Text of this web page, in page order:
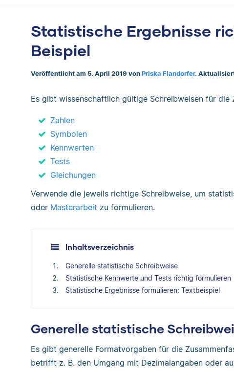
Statistische Ergebnisse
Beispiel
Veröffentlicht am 5. April 2019 von Priska Flandorfer.
Es gibt wissenschaftlich gültige Schreibweisen für die
Zahlen
Symbolen
Kennwerten
Tests
Gleichungen
Verwende die jeweils richtige Schreibweise, um
oder Masterarbeit zu formulieren.
Inhaltsverzeichnis
Generelle statistische Schreibweise
Statistische Kennwerte und Tests richtig formulieren
Statistische Ergebnisse formulieren: Textbeispiel
Generelle statistische
Es gibt generelle Formatvorgaben für die
betrifft z. B. den Umgang mit Dezimalangaben oder